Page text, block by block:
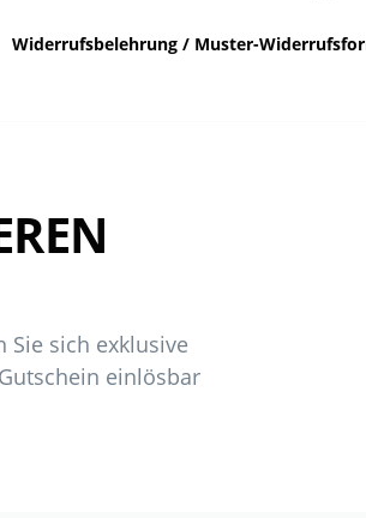
Widerrufsbelehrung / Muster-
Sie sich exklusive
einlösbar